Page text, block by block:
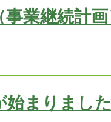
業継続計
始まりまし